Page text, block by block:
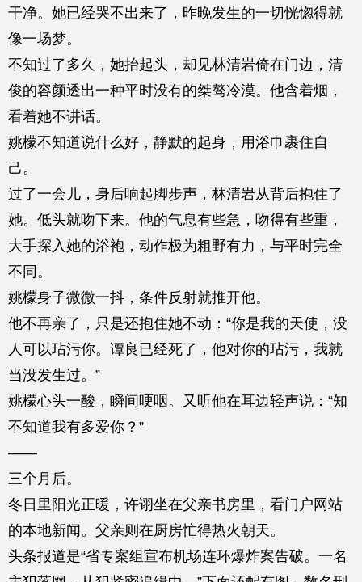
干净。她已经哭不出来了，昨晚发生的一切恍惚得就
像一场梦。
不知过了多久，她抬起头，却见林清岩倚在门边，清
俊的容颜透出一种平时没有的桀骜冷漠。他含着烟，
看着她不讲话。
姚檬不知道说什么好，静默的起身，用浴巾裹住自
己。
过了一会儿，身后响起脚步声，林清岩从背后抱住了
她。低头就吻下来。他的气息有些急，吻得有些重，
大手探入她的浴袍，动作极为粗野有力，与平时完全
不同。
姚檬身子微微一抖，条件反射就推开他。
他不再亲了，只是还抱住她不动：“你是我的天使，没
人可以玷污你。谭良已经死了，他对你的玷污，我就
当没发生过。”
姚檬心头一酸，瞬间哽咽。又听他在耳边轻声说：“知
不知道我有多爱你？”
——
三个月后。
冬日里阳光正暖，许诩坐在父亲书房里，看门户网站
的本地新闻。父亲则在厨房忙得热火朝天。
头条报道是“省专案组宣布机场连环爆炸案告破。一名